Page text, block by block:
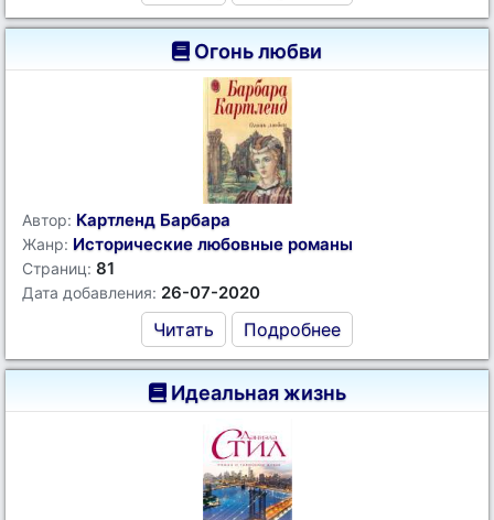
Огонь любви
Автор: Картленд Барбара
Жанр: Исторические любовные романы
Страниц: 81
Дата добавления: 26-07-2020
Читать Подробнее
Идеальная жизнь